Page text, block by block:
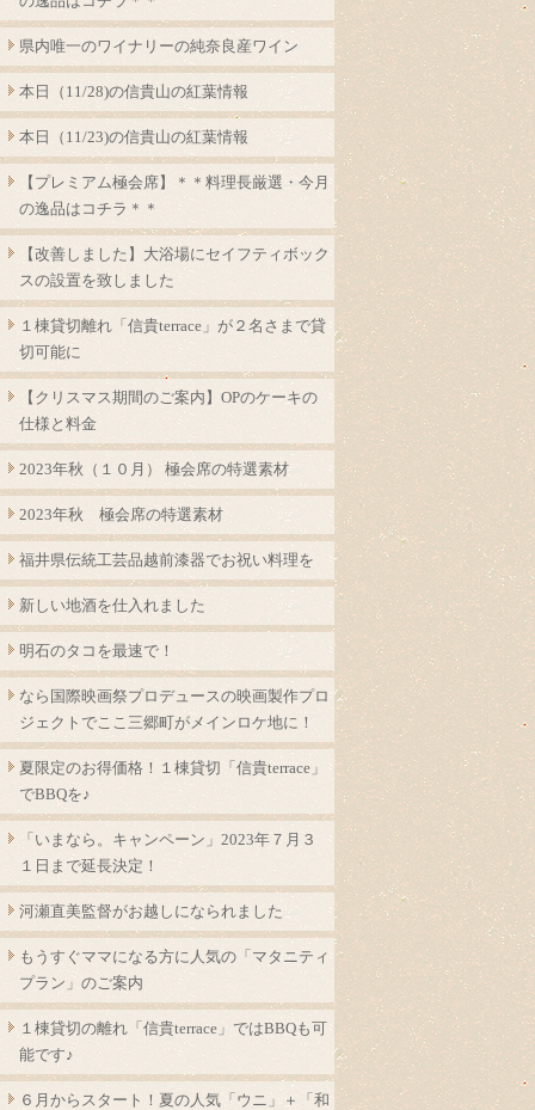
県内唯一のワイナリーの純奈良産ワイン
本日（11/28)の信貴山の紅葉情報
本日（11/23)の信貴山の紅葉情報
【プレミアム極会席】＊＊料理長厳選・今月
の逸品はコチラ＊＊
【改善しました】大浴場にセイフティボック
スの設置を致しました
１棟貸切離れ「信貴terrace」が２名さまで貸
切可能に
【クリスマス期間のご案内】OPのケーキの
仕様と料金
2023年秋（１０月） 極会席の特選素材
2023年秋 極会席の特選素材
福井県伝統工芸品越前漆器でお祝い料理を
新しい地酒を仕入れました
明石のタコを最速で！
なら国際映画祭プロデュースの映画製作プロ
ジェクトでここ三郷町がメインロケ地に！
夏限定のお得価格！１棟貸切「信貴terrace」
でBBQを♪
「いまなら。キャンペーン」2023年７月３
１日まで延長決定！
河瀬直美監督がお越しになられました
もうすぐママになる方に人気の「マタニティ
プラン」のご案内
１棟貸切の離れ「信貴terrace」ではBBQも可
能です♪
６月からスタート！夏の人気「ウニ」＋「和